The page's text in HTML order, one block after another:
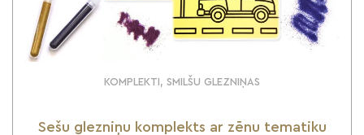
KOMPLEKTI, SMILŠU GLEZNIŅAS
Sešu glezniņu komplekts ar zēnu tematiku